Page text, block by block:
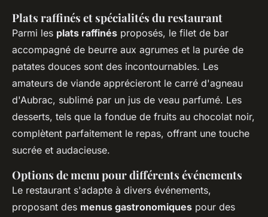
Plats raffinés et spécialités du restaurant
Parmi les plats raffinés proposés, le filet de bar
accompagné de beurre aux agrumes et la purée de
patates douces sont des incontournables. Les
amateurs de viande apprécieront le carré d'agneau
d'Aubrac, sublimé par un jus de veau parfumé. Les
desserts, tels que la fondue de fruits au chocolat noir,
complètent parfaitement le repas, offrant une touche
sucrée et audacieuse.
Options de menu pour différents événements
Le restaurant s'adapte à divers événements,
proposant des menus gastronomiques pour des